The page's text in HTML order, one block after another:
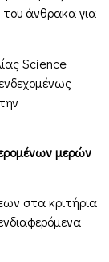
άνθρακα για
Science
μερών
στα κριτήρια